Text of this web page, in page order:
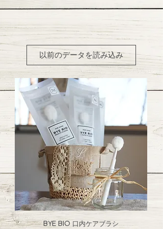
以前のデータを読み込み
BYE BIO 口内ケアブラシ